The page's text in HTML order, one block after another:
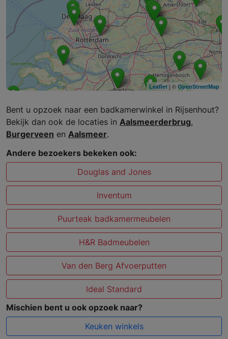
Leaflet | © OpenStreetMap
Bent u opzoek naar een badkamerwinkel in Rijsenhout?
Bekijk dan ook de locaties in Aalsmeerderbrug,
Burgerveen en Aalsmeer.
Andere bezoekers bekeken ook:
Douglas and Jones
Inventum
Puurteak badkamermeubelen
H&R Badmeubelen
Van den Berg Afvoerputten
Ideal Standard
Mischien bent u ook opzoek naar?
Keuken winkels